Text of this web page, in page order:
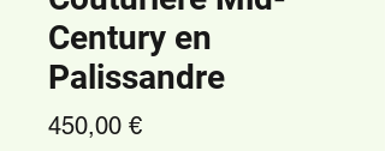
Century en
Palissandre
450,00 €Prix